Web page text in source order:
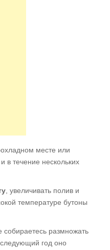
месте или
в течение нескольких
, увеличивать полив и
температуре бутоны
размножать
следующий год оно